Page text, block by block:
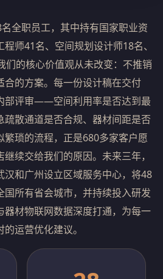
全职员工，其中持有国家职业资
师41名、空间规划设计师18名、
们的核心价值观从未改变：不推销
合的方案。每一份设计稿在交付
部评审——空间利用率是否达到最
散通道是否合规、器材间距是否
琐的流程，正是680多家客户愿
续交给我们的原因。未来三年，
汉和广州设立区域服务中心，将48
所有省会城市，并持续投入研发
器材物联网数据深度打通，为每一
运营优化建议。